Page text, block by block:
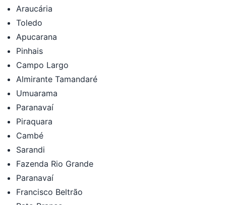
Araucária
Toledo
Apucarana
Pinhais
Campo Largo
Almirante Tamandaré
Umuarama
Paranavaí
Piraquara
Cambé
Sarandi
Fazenda Rio Grande
Paranavaí
Francisco Beltrão